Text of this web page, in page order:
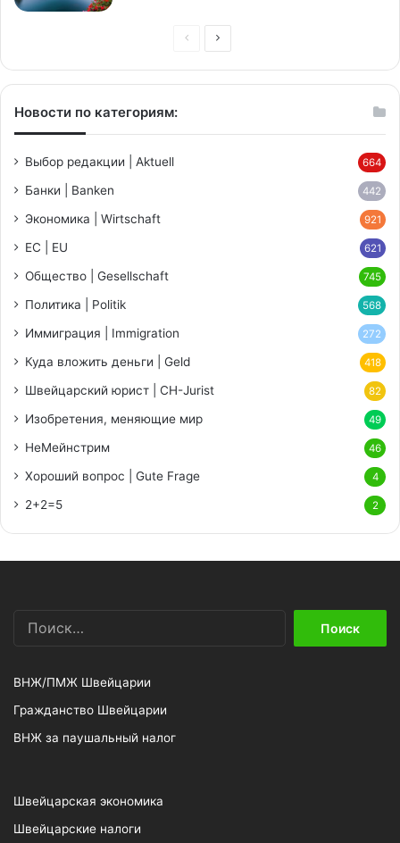
Предыдущая
Следующая
Новости по категориям:
Выбор редакции | Aktuell 664
Банки | Banken 442
Экономика | Wirtschaft 921
ЕС | EU 621
Общество | Gesellschaft 745
Политика | Politik 568
Иммиграция | Immigration 272
Куда вложить деньги | Geld 418
Швейцарский юрист | CH-Jurist 82
Изобретения, меняющие мир 49
НеМейнстрим 46
Хороший вопрос | Gute Frage 4
2+2=5 2
ВНЖ/ПМЖ Швейцарии
Гражданство Швейцарии
ВНЖ за паушальный налог
Швейцарская экономика
Швейцарские налоги